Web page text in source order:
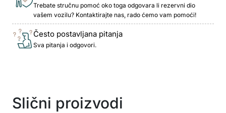
Trebate stručnu pomoć oko toga odgovara li rezervni dio
vašem vozilu? Kontaktirajte nas, rado ćemo vam pomoći!
Često postavljana pitanja
Sva pitanja i odgovori.
Slični proizvodi